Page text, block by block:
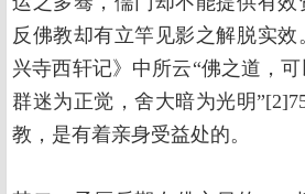
反佛教却有立竿见影之解脱实
兴寺西轩记》中所云“佛之道，
群迷为正觉，舍大暗为光明
教，是有着亲身受益处的。